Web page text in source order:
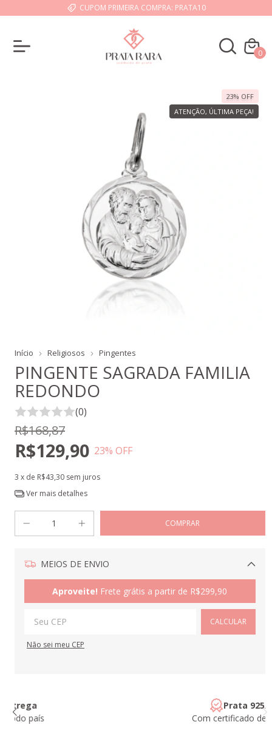
CUPOM PRIMEIRA COMPRA: PRATA10
0
23% OFF
ATENÇÃO, ÚLTIMA PEÇA!
Início Religiosos Pingentes
PINGENTE SAGRADA FAMILIA
REDONDO
(0)
R$168,87
R$129,90 23% OFF
3 x de R$43,30 sem juros
Ver mais detalhes
MEIOS DE ENVIO
Aproveite! Frete grátis a partir de R$299,90
CALCULAR
Não sei meu CEP
Com certificado de garantia